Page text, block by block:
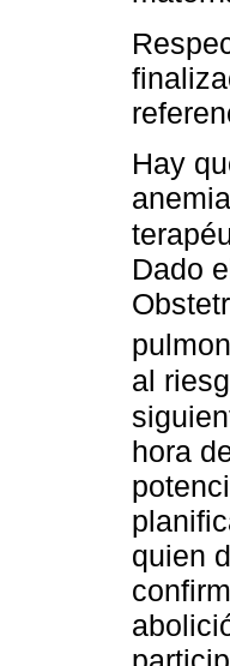
Hay
Dado
al
hora
quien